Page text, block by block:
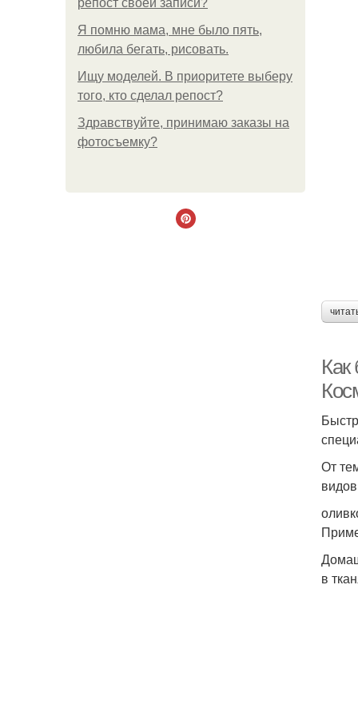
репост своей записи?
Я помню мама, мне было пять,
любила бегать, рисовать.
Ищу моделей. В приоритете выберу
того, кто сделал репост?
Здравствуйте, принимаю заказы на
фотосъемку?
Как
От
в